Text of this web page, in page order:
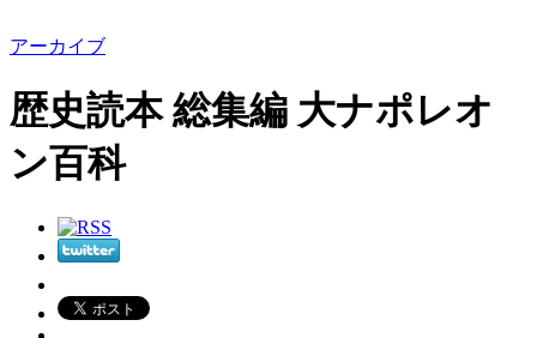
アーカイブ
歴史読本 総集編 大ナポレオ
ン百科